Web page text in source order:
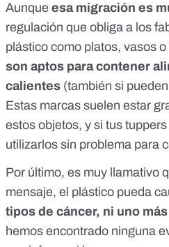
Aunque esa migración es
regulación que obliga a los
plástico como platos, vasos
son aptos para contener
calientes (también si
Estas marcas suelen estar
estos objetos, y si tus
utilizarlos sin problema para
Por último, es muy llamativo
mensaje, el plástico pueda
tipos de cáncer, ni uno
hemos encontrado ninguna